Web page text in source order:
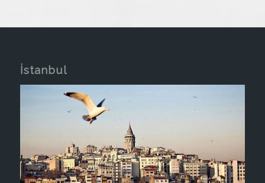
İstanbul